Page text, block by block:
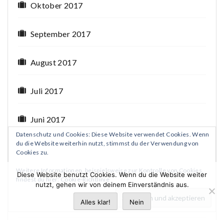
Oktober 2017
September 2017
August 2017
Juli 2017
Juni 2017
Mai 2017
April 2017
Datenschutz und Cookies: Diese Website verwendet Cookies. Wenn
du die Website weiterhin nutzt, stimmst du der Verwendung von
Cookies zu.
Weitere Informationen, beispielsweise zur Kontrolle von Cookies,
findest du hier:Cookie-Richtlinie
Diese Website benutzt Cookies. Wenn du die Website weiter
nutzt, gehen wir von deinem Einverständnis aus.
Alles klar! Nein